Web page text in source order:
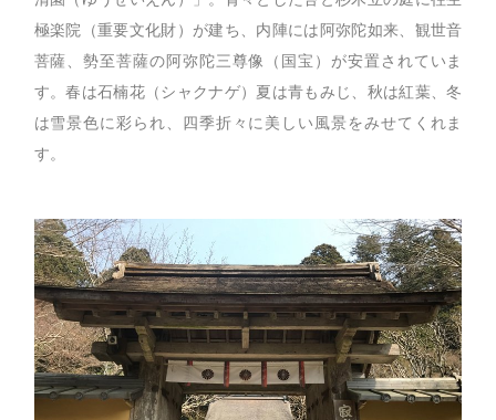
極楽院（重要文化財）が建ち、内陣には阿弥陀如来、観世音
菩薩、勢至菩薩の阿弥陀三尊像（国宝）が安置されていま
す。春は石楠花（シャクナゲ）夏は青もみじ、秋は紅葉、冬
は雪景色に彩られ、四季折々に美しい風景をみせてくれま
す。